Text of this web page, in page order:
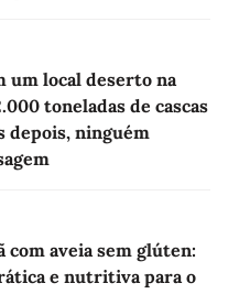
um local deserto na
toneladas de cascas
depois, ninguém
com aveia sem glúten:
e nutritiva para o